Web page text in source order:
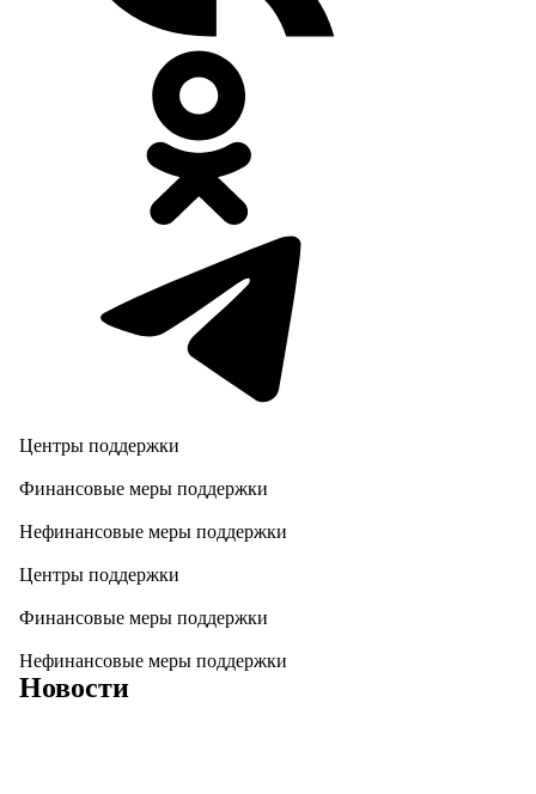
Центры поддержки
Финансовые меры поддержки
Нефинансовые меры поддержки
Центры поддержки
Финансовые меры поддержки
Нефинансовые меры поддержки
Новости